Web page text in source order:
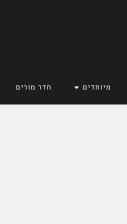
מיוחדים חדר מורים